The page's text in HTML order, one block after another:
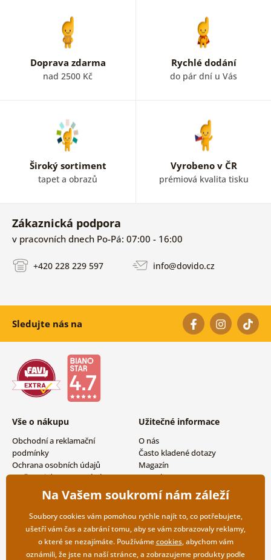
Doprava zdarma
nad 2500 Kč
Rychlé dodání
do pár dní u Vás
Široký sortiment
tapet a obrazů
Vyrobeno v ČR
prémiová kvalita tisku
Zákaznická podpora
v pracovních dnech Po-Pá: 07:00 - 16:00
+420 228 229 597 info@dovido.cz
Sledujte nás na
Vše o nákupu
Obchodní a reklamační
podmínky
Ochrana osobních údajů
Možnosti dopravy a platby
Vrácení zboží
Užitečné informace
O nás
Často kladené dotazy
Magazín
Kontakty
Velkoobchodní spolupráce
Na Vašem soukromí nám záleží
Soubory cookies vám pomohou rychle najít to, co potřebujete,
ušetří vám čas a zabrání tomu, aby se vám zobrazovaly reklamy,
o které se nezajímáte. Používámecookies, abychom vám
oznámili, že jste na naší stránce, a zobrazujeme produkty podle